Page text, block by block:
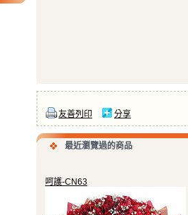
友善列印 分享
最近瀏覽過的商品
呵護-CN63